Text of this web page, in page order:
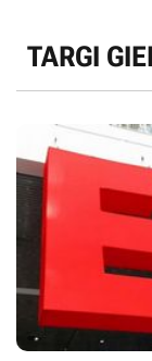
TARGI